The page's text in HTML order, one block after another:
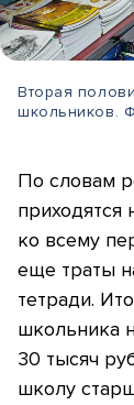
Вторая
школьников.
По словам
приходятся
ко всему
еще траты
тетради.
школьника
30 тысяч
школу